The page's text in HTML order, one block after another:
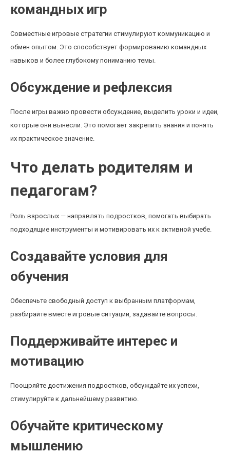
командных игр
Совместные игровые стратегии стимулируют коммуникацию и
обмен опытом. Это способствует формированию командных
навыков и более глубокому пониманию темы.
Обсуждение и рефлексия
После игры важно провести обсуждение, выделить уроки и идеи,
которые они вынесли. Это помогает закрепить знания и понять
их практическое значение.
Что делать родителям и
педагогам?
Роль взрослых — направлять подростков, помогать выбирать
подходящие инструменты и мотивировать их к активной учебе.
Создавайте условия для
обучения
Обеспечьте свободный доступ к выбранным платформам,
разбирайте вместе игровые ситуации, задавайте вопросы.
Поддерживайте интерес и
мотивацию
Поощряйте достижения подростков, обсуждайте их успехи,
стимулируйте к дальнейшему развитию.
Обучайте критическому
мышлению